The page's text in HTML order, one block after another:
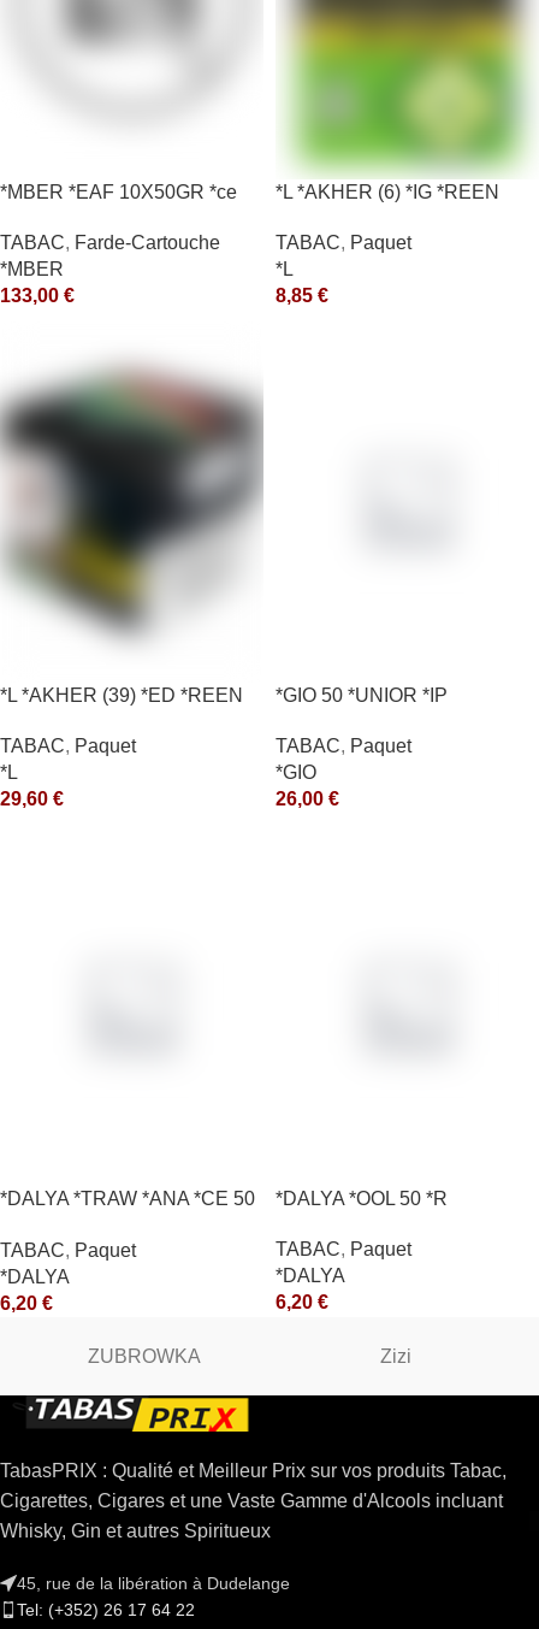
*MBER *EAF 10X50GR *ce
TABAC, Farde-Cartouche
*MBER
133,00 €
*L *AKHER (6) *IG *REEN
TABAC, Paquet
*L
8,85 €
*L *AKHER (39) *ED *REEN
TABAC, Paquet
*L
29,60 €
*GIO 50 *UNIOR *IP
TABAC, Paquet
*GIO
26,00 €
*DALYA *TRAW *ANA *CE 50
TABAC, Paquet
*DALYA
6,20 €
*DALYA *OOL 50 *R
TABAC, Paquet
*DALYA
6,20 €
ZUBROWKA Zizi
TabasPRIX : Qualité et Meilleur Prix sur vos produits Tabac,
Cigarettes, Cigares et une Vaste Gamme d'Alcools incluant
Whisky, Gin et autres Spiritueux
45, rue de la libération à Dudelange
Tel: (+352) 26 17 64 22